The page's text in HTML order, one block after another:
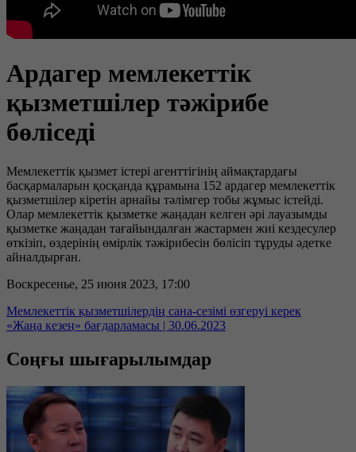
Ардагер мемлекеттік
қызметшілер тәжірибе
бөліседі
Мемлекеттік қызмет істері агенттігінің аймақтардағы
басқармаларын қосқанда құрамына 152 ардагер мемлекеттік
қызметшілер кіретін арнайы тәлімгер тобы жұмыс істейді.
Олар мемлекеттік қызметке жаңадан келген әрі лауазымды
қызметке жаңадан тағайындалған жастармен жиі кездесулер
өткізіп, өздерінің өмірлік тәжірибесін бөлісіп тұруды әдетке
айналдырған.
Воскресенье, 25 июня 2023, 17:00
Мемлекеттік қызметшілердің сана-сезімі өзгеруі керек
«Жаңа кезең» бағдарламасы | 30.06.2023
Соңғы шығарылымдар